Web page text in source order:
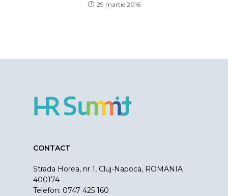
29 martie 2016
CONTACT
Strada Horea, nr 1, Cluj-Napoca, ROMANIA
400174
Telefon: 0747 425 160